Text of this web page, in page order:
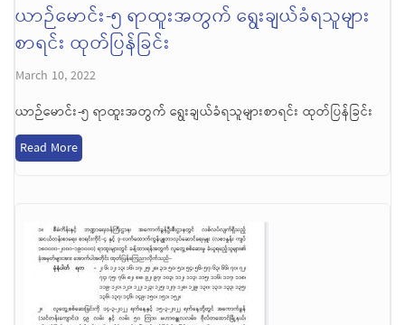
ယာဉ်မောင်း-၅ ရာထူးအတွက် ရွေးချယ်ခံရသူများ
စာရင်း ထုတ်ပြန်ခြင်း
March 10, 2022
ယာဉ်မောင်း-၅ ရာထူးအတွက် ရွေးချယ်ခံရသူများစာရင်း ထုတ်ပြန်ခြင်း
Read More